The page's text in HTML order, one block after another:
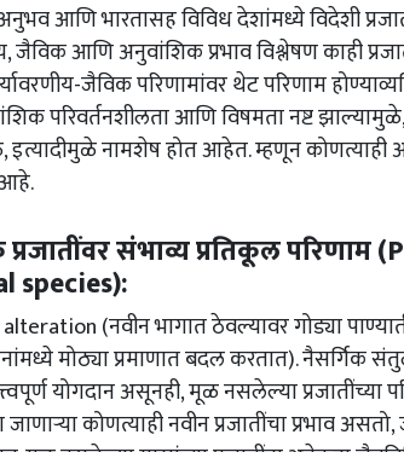
आणि भारतासह विविध देशांमध्ये विदेशी
जैविक आणि अनुवांशिक प्रभाव विश्लेषण काही
जैविक परिणामांवर थेट परिणाम
परिवर्तनशीलता आणि विषमता नष्ट
नामशेष होत आहेत. म्हणून कोणत्याही
प्रजातींवर संभाव्य प्रतिकूल
species):
(नवीन भागात ठेवल्यावर गोड्या
मोठ्या प्रमाणात बदल करतात). नैसर्गिक
योगदान असूनही, मूळ नसलेल्या
कोणत्याही नवीन प्रजातींचा प्रभाव